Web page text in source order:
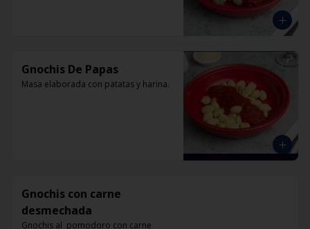
Gnochis De Papas
Masa elaborada con patatas y harina.
Gnochis con carne
desmechada
Gnochis al  pomodoro con carne